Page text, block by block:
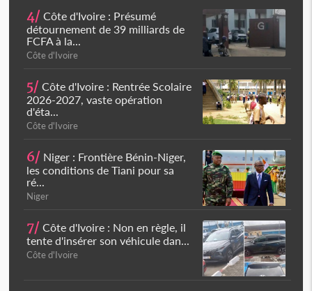
4/ Côte d'Ivoire : Présumé
détournement de 39 milliards de
FCFA à la...
Côte d'Ivoire
5/ Côte d'Ivoire : Rentrée Scolaire
2026-2027, vaste opération
d'éta...
Côte d'Ivoire
6/ Niger : Frontière Bénin-Niger,
les conditions de Tiani pour sa
ré...
Niger
7/ Côte d'Ivoire : Non en règle, il
tente d'insérer son véhicule dan...
Côte d'Ivoire